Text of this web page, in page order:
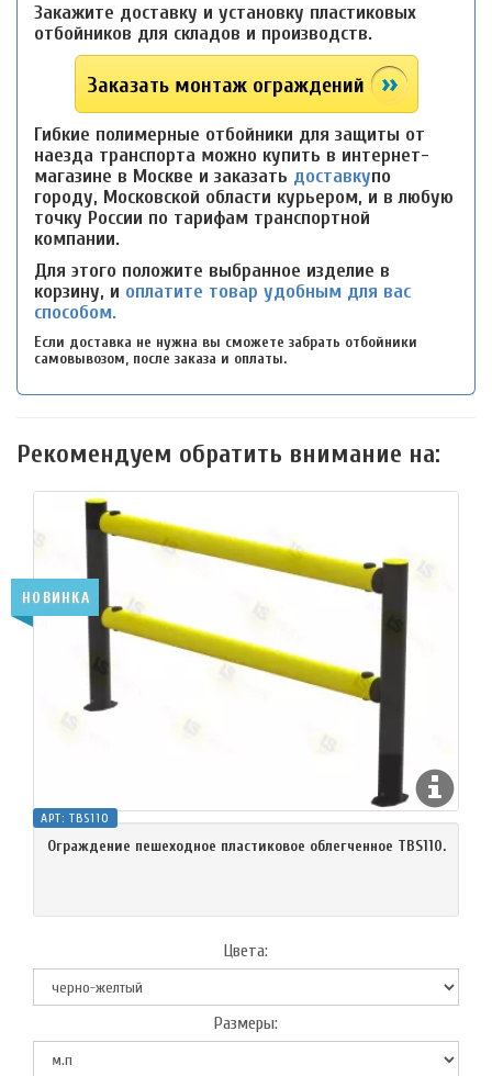
Закажите доставку и установку пластиковых
отбойников для складов и производств.
Заказать монтаж ограждений
Гибкие полимерные отбойники для защиты от
наезда транспорта можно купить в интернет-
магазине в Москве и заказать доставкупо
городу, Московской области курьером, и в любую
точку России по тарифам транспортной
компании.
Для этого положите выбранное изделие в
корзину, и оплатите товар удобным для вас
способом.
Если доставка не нужна вы сможете забрать отбойники
самовывозом, после заказа и оплаты.
Рекомендуем обратить внимание на:
АРТ: TBS110
Ограждение пешеходное пластиковое облегченное TBS110.
Цвета:
Размеры:
НОВИНКА